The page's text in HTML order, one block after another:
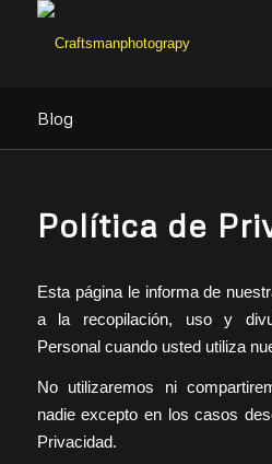
Blog
Política de
Esta página le informa de
a la recopilación, uso y
Personal cuando usted utiliza
No utilizaremos ni
nadie excepto en los casos
Privacidad.